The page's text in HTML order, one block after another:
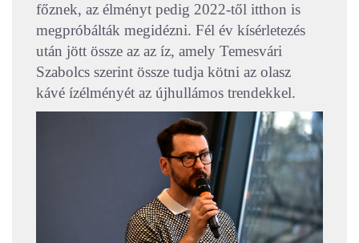
főznek, az élményt pedig 2022-től itthon is
megpróbálták megidézni. Fél év kísérletezés
után jött össze az az íz, amely Temesvári
Szabolcs szerint össze tudja kötni az olasz
kávé ízélményét az újhullámos trendekkel.